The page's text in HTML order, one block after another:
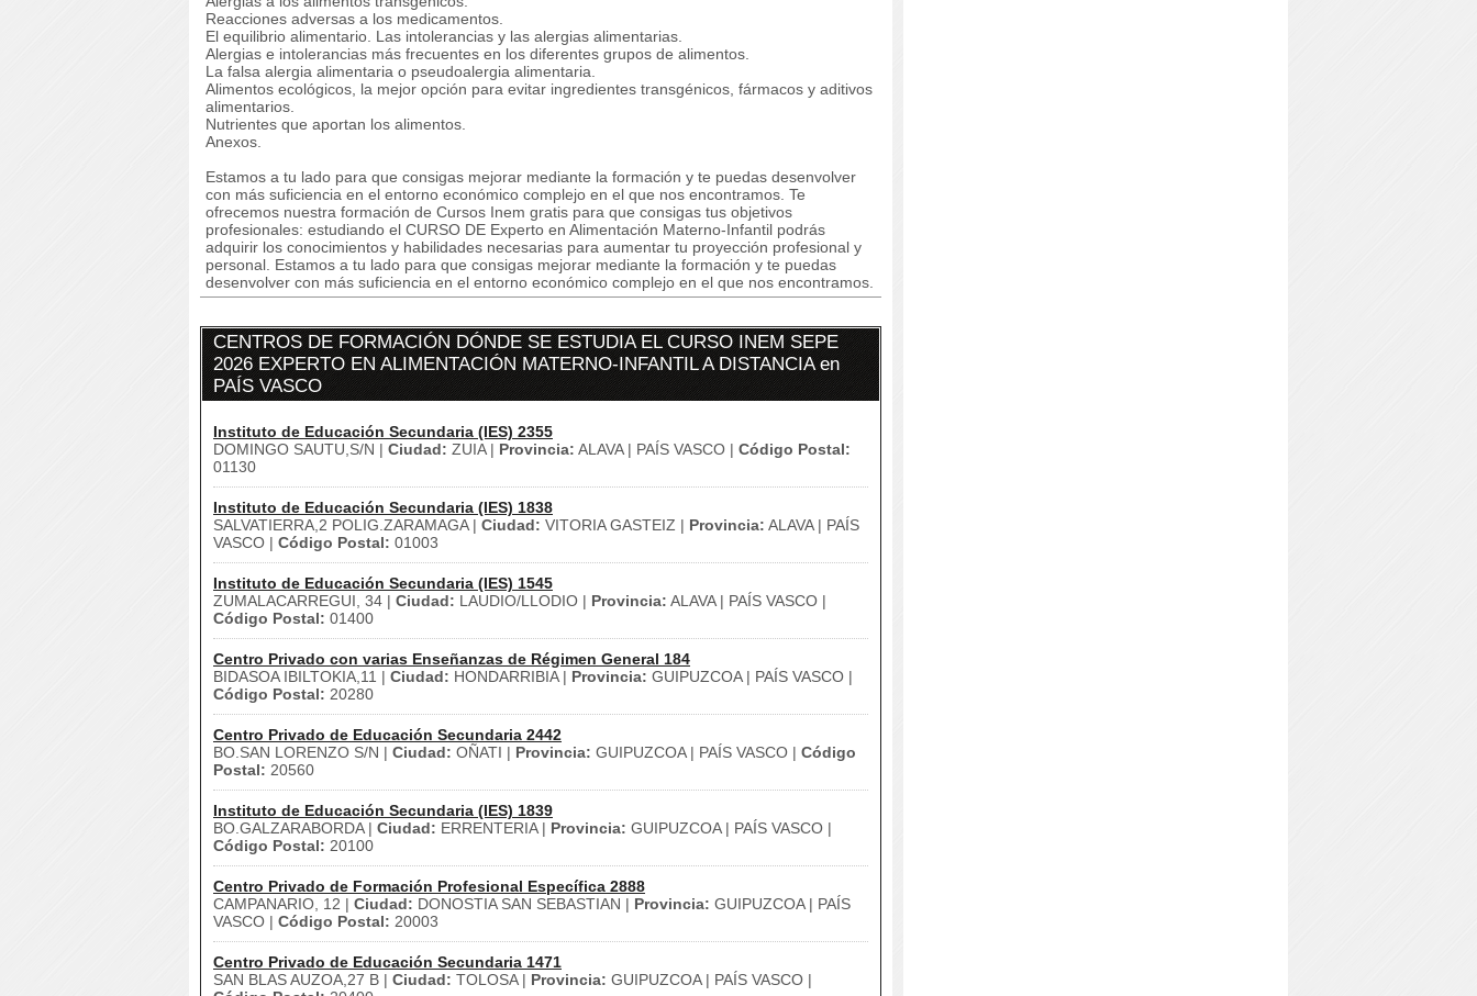
Reacciones adversas a los medicamentos.
El equilibrio alimentario. Las intolerancias y las alergias alimentarias.
Alergias e intolerancias más frecuentes en los diferentes grupos de alimentos.
La falsa alergia alimentaria o pseudoalergia alimentaria.
Alimentos ecológicos, la mejor opción para evitar ingredientes transgénicos, fármacos y aditivos
alimentarios.
Nutrientes que aportan los alimentos.
Anexos.
Estamos a tu lado para que consigas mejorar mediante la formación y te puedas desenvolver
con más suficiencia en el entorno económico complejo en el que nos encontramos. Te
ofrecemos nuestra formación de Cursos Inem gratis para que consigas tus objetivos
profesionales: estudiando el CURSO DE Experto en Alimentación Materno-Infantil podrás
adquirir los conocimientos y habilidades necesarias para aumentar tu proyección profesional y
personal. Estamos a tu lado para que consigas mejorar mediante la formación y te puedas
desenvolver con más suficiencia en el entorno económico complejo en el que nos encontramos.
CENTROS DE FORMACIÓN DÓNDE SE ESTUDIA EL CURSO INEM SEPE
2026 EXPERTO EN ALIMENTACIÓN MATERNO-INFANTIL A DISTANCIA en
PAÍS VASCO
Instituto de Educación Secundaria (IES) 2355
DOMINGO SAUTU,S/N | Ciudad: ZUIA | Provincia: ALAVA | PAÍS VASCO | Código Postal:
01130
Instituto de Educación Secundaria (IES) 1838
SALVATIERRA,2 POLIG.ZARAMAGA | Ciudad: VITORIA GASTEIZ | Provincia: ALAVA | PAÍS
VASCO | Código Postal: 01003
Instituto de Educación Secundaria (IES) 1545
ZUMALACARREGUI, 34 | Ciudad: LAUDIO/LLODIO | Provincia: ALAVA | PAÍS VASCO |
Código Postal: 01400
Centro Privado con varias Enseñanzas de Régimen General 184
BIDASOA IBILTOKIA,11 | Ciudad: HONDARRIBIA | Provincia: GUIPUZCOA | PAÍS VASCO |
Código Postal: 20280
Centro Privado de Educación Secundaria 2442
BO.SAN LORENZO S/N | Ciudad: OÑATI | Provincia: GUIPUZCOA | PAÍS VASCO | Código
Postal: 20560
Instituto de Educación Secundaria (IES) 1839
BO.GALZARABORDA | Ciudad: ERRENTERIA | Provincia: GUIPUZCOA | PAÍS VASCO |
Código Postal: 20100
Centro Privado de Formación Profesional Específica 2888
CAMPANARIO, 12 | Ciudad: DONOSTIA SAN SEBASTIAN | Provincia: GUIPUZCOA | PAÍS
VASCO | Código Postal: 20003
Centro Privado de Educación Secundaria 1471
SAN BLAS AUZOA,27 B | Ciudad: TOLOSA | Provincia: GUIPUZCOA | PAÍS VASCO |